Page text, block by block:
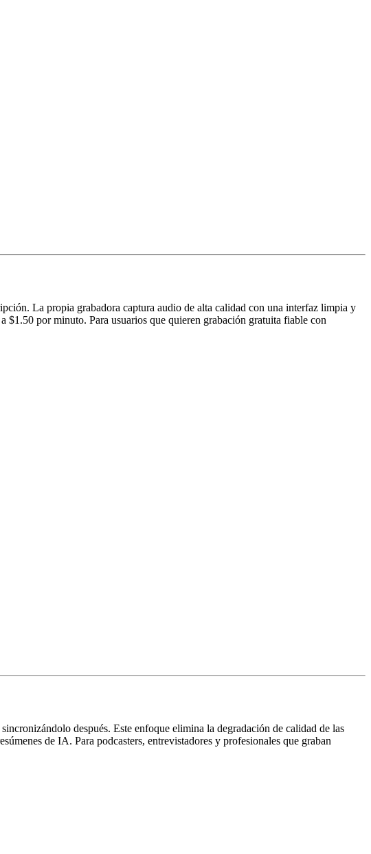
La propia grabadora captura audio de alta calidad con una interfaz limpia y
por minuto. Para usuarios que quieren grabación gratuita fiable con
después. Este enfoque elimina la degradación de calidad de las
de IA. Para podcasters, entrevistadores y profesionales que graban